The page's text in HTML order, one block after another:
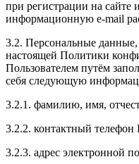
при регистрации на сайте
информационную e-mail
3.2. Персональные
настоящей Политики
Пользователем путём
себя следующую
3.2.1. фамилию, имя,
3.2.2. контактный телефон
3.2.3. адрес электронной